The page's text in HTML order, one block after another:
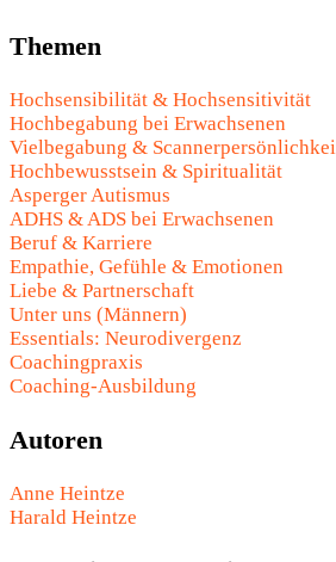
Themen
Hochsensibilität & Hochsensitivität
Hochbegabung bei Erwachsenen
Vielbegabung &
Hochbewusstsein & Spiritualität
Asperger Autismus
ADHS & ADS bei Erwachsenen
Beruf & Karriere
Empathie, Gefühle & Emotionen
Liebe & Partnerschaft
Unter uns (Männern)
Essentials: Neurodivergenz
Coachingpraxis
Coaching-Ausbildung
Autoren
Anne Heintze
Harald Heintze